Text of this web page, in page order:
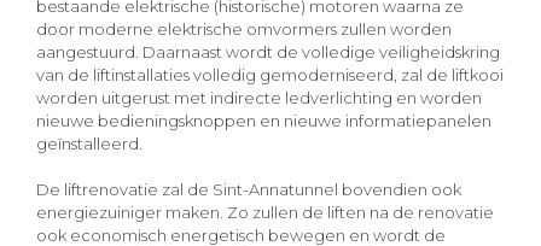
bestaande elektrische (historische) motoren waarna ze
door moderne elektrische omvormers zullen worden
aangestuurd. Daarnaast wordt de volledige veiligheidskring
van de liftinstallaties volledig gemoderniseerd, zal de liftkooi
worden uitgerust met indirecte ledverlichting en worden
nieuwe bedieningsknoppen en nieuwe informatiepanelen
geïnstalleerd.
De liftrenovatie zal de Sint-Annatunnel bovendien ook
energiezuiniger maken. Zo zullen de liften na de renovatie
ook economisch energetisch bewegen en wordt de